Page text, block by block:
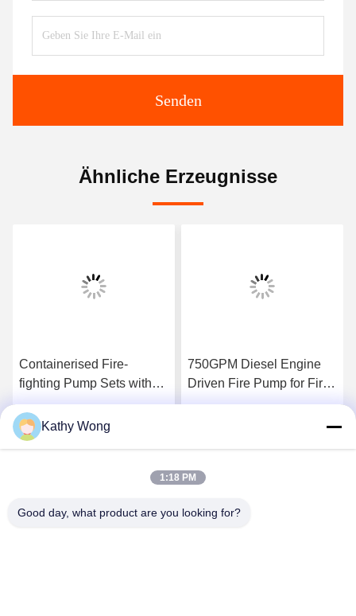
Senden
Ähnliche Erzeugnisse
Containerised Fire-
fighting Pump Sets with
Flow 300–8000 GPM UL
FM NFPA20 Certified
Complete Fire Pump
750GPM Diesel Engine
Driven Fire Pump for Fire
Fighting Application
Kathy Wong
1:18 PM
Good day, what product are you looking for?